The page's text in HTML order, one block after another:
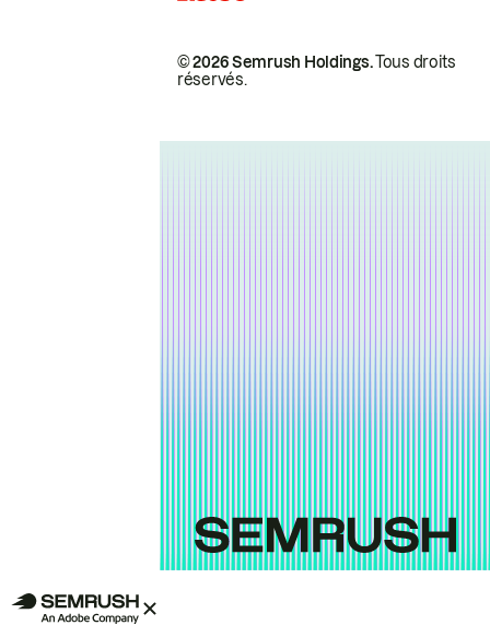
© 2026 Semrush Holdings.Tous droits
réservés.